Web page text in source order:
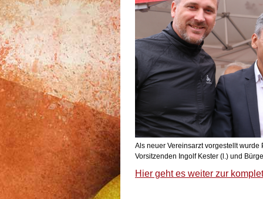
Als neuer Vereinsarzt vorgestellt wurde
Vorsitzenden Ingolf Kester (l.) und
Hier geht es weiter zur